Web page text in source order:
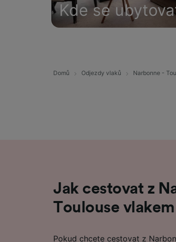
Kde se
Domů Odjezdy vlaků Narbonne -
Jak cestovat z
Toulouse vlakem
Pokud chcete cestovat z